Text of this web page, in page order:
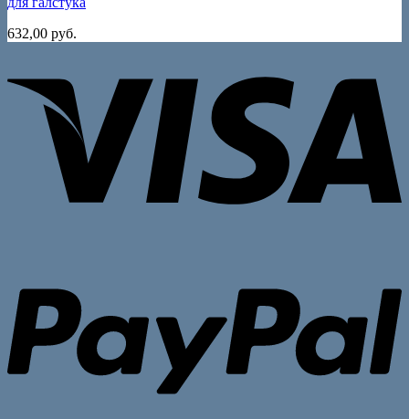
632,00 руб.